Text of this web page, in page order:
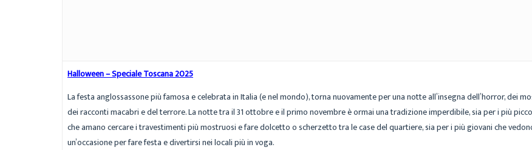
Halloween – Speciale Toscana 2025
La festa anglossassone più famosa e celebrata in Italia (e nel mondo), torna nuovamente per una notte all’insegna dell’horror, dei
dei racconti macabri e del terrore. La notte tra il 31 ottobre e il primo novembre è ormai una tradizione imperdibile, sia per i più
che amano cercare i travestimenti più mostruosi e fare dolcetto o scherzetto tra le case del quartiere, sia per i più giovani che
un’occasione per fare festa e divertirsi nei locali più in voga.